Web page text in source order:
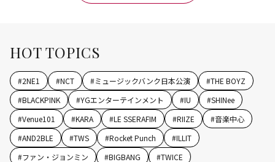
HOT TOPICS
#2NE1 #NCT #ミュージックバンク日本公演 #THE BOYZ
#BLACKPINK #YGエンターテインメント #IU #SHINee
#Venue101 #KARA #LE SSERAFIM #RIIZE #音楽中心
#AND2BLE #TWS #Rocket Punch #ILLIT
#ファン・ジョンミン #BIGBANG #TWICE